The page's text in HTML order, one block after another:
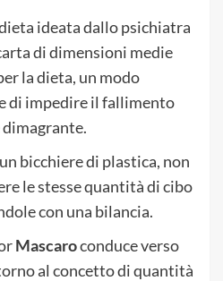
ideata dallo psichiatra
di dimensioni medie
la dieta, un modo
di impedire il fallimento
bicchiere di plastica, non
le stesse quantità di cibo
con una bilancia.
Mascaroconduce verso
al concetto di quantità